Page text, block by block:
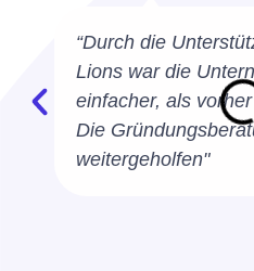
“Durch die
Lions war die
einfacher, als
Die
weitergeholfen"